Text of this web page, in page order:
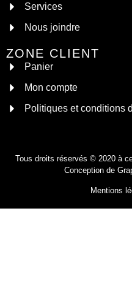
Services
Nous joindre
ZONE CLIENT
Panier
Mon compte
Politiques et conditions
Tous droits réservés © 2020 à
Conception de
Mentions